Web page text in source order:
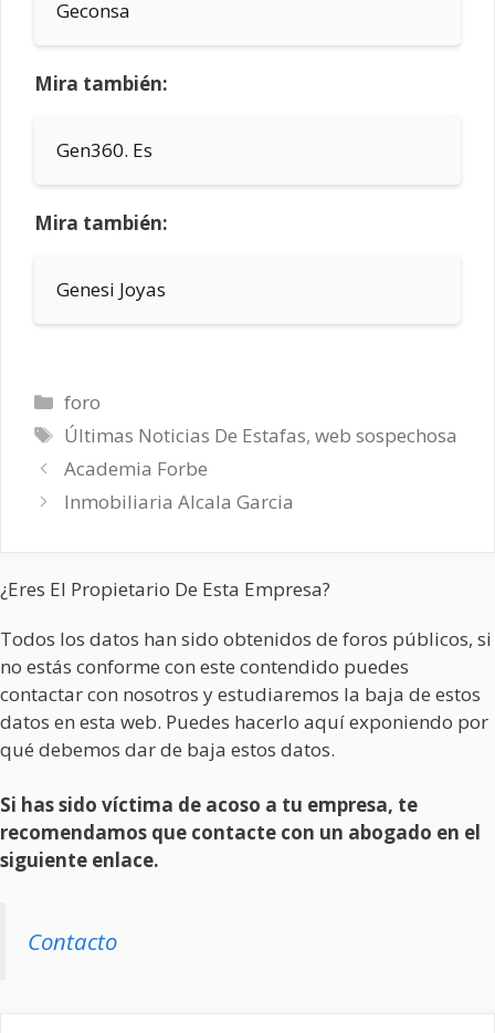
Geconsa
Mira también:
Gen360. Es
Mira también:
Genesi Joyas
Categorías
foro
Etiquetas
Últimas Noticias De Estafas,web sospechosa
Academia Forbe
Inmobiliaria Alcala Garcia
¿Eres El Propietario De Esta Empresa?
Todos los datos han sido obtenidos de foros públicos, si
no estás conforme con este contendido puedes
contactar con nosotros y estudiaremos la baja de estos
datos en esta web. Puedes hacerlo aquí exponiendo por
qué debemos dar de baja estos datos.
Si has sido víctima de acoso a tu empresa, te
recomendamos que contacte con un abogado en el
siguiente enlace.
Contacto